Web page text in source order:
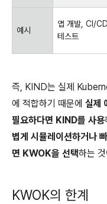
예시
앱 개발, CI/
테스트
즉, KIND는 실제
에 적합하기 때문에 실제
필요하다면 KIND를 사용
볍게 시뮬레이션하거나
면 KWOK을 선택하는
KWOK의 한계